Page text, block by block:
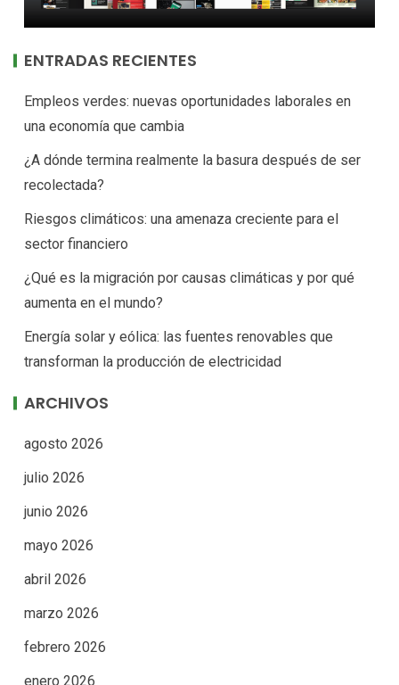
ENTRADAS RECIENTES
Empleos verdes: nuevas oportunidades laborales en
una economía que cambia
¿A dónde termina realmente la basura después de ser
recolectada?
Riesgos climáticos: una amenaza creciente para el
sector financiero
¿Qué es la migración por causas climáticas y por qué
aumenta en el mundo?
Energía solar y eólica: las fuentes renovables que
transforman la producción de electricidad
ARCHIVOS
agosto 2026
julio 2026
junio 2026
mayo 2026
abril 2026
marzo 2026
febrero 2026
enero 2026